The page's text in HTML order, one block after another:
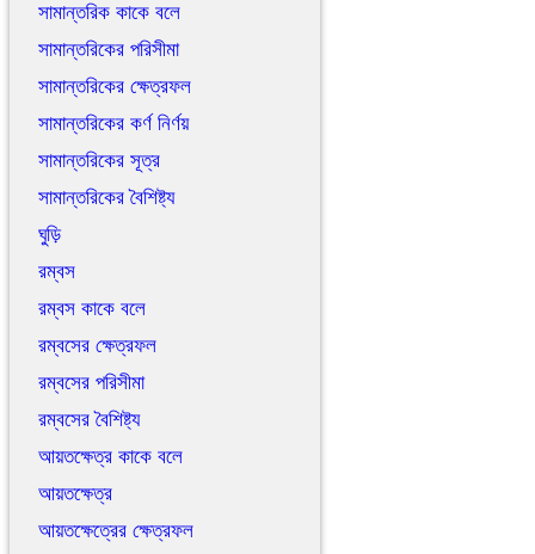
সামান্তরিক কাকে বলে
সামান্তরিকের পরিসীমা
সামান্তরিকের ক্ষেত্রফল
সামান্তরিকের কর্ণ নির্ণয়
সামান্তরিকের সূত্র
সামান্তরিকের বৈশিষ্ট্য
ঘুড়ি
রম্বস
রম্বস কাকে বলে
রম্বসের ক্ষেত্রফল
রম্বসের পরিসীমা
রম্বসের বৈশিষ্ট্য
আয়তক্ষেত্র কাকে বলে
আয়তক্ষেত্র
আয়তক্ষেত্রের ক্ষেত্রফল